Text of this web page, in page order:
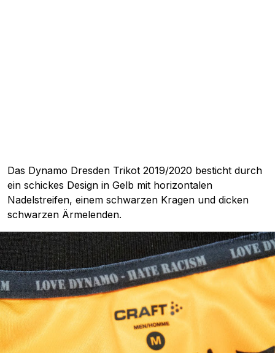
Das Dynamo Dresden Trikot 2019/2020 besticht durch
ein schickes Design in Gelb mit horizontalen
Nadelstreifen, einem schwarzen Kragen und dicken
schwarzen Ärmelenden.